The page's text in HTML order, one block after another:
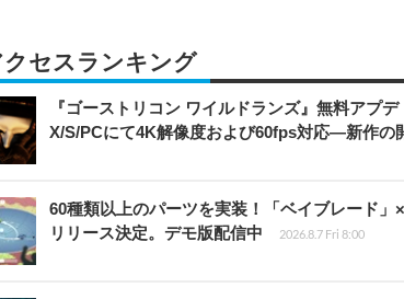
クセスランキング
『ゴーストリコン ワイルドランズ』無料アプ
X/S/PCにて4K解像度および60fps対応―新作の
60種類以上のパーツを実装！「ベイブレード
リリース決定。デモ版配信中
2026.8.7 Fri 8:00